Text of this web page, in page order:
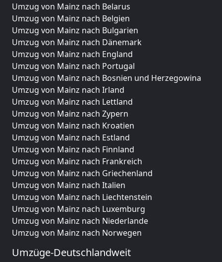
Umzug von Mainz nach Belarus
Umzug von Mainz nach Belgien
Umzug von Mainz nach Bulgarien
Umzug von Mainz nach Dänemark
Umzug von Mainz nach England
Umzug von Mainz nach Portugal
Umzug von Mainz nach Bosnien und Herzegowina
Umzug von Mainz nach Irland
Umzug von Mainz nach Lettland
Umzug von Mainz nach Zypern
Umzug von Mainz nach Kroatien
Umzug von Mainz nach Estland
Umzug von Mainz nach Finnland
Umzug von Mainz nach Frankreich
Umzug von Mainz nach Griechenland
Umzug von Mainz nach Italien
Umzug von Mainz nach Liechtenstein
Umzug von Mainz nach Luxemburg
Umzug von Mainz nach Niederlande
Umzug von Mainz nach Norwegen
Umzüge-Deutschlandweit